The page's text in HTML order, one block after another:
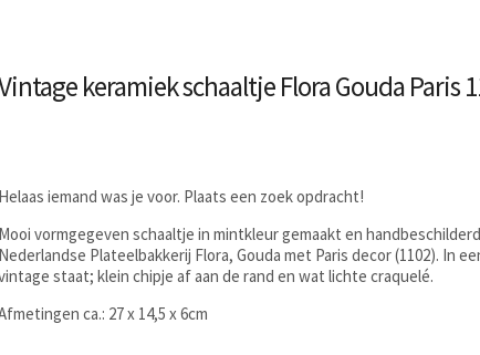
keramiek schaaltje Flora Gouda Paris
Helaas iemand was je voor. Plaats een zoek opdracht!
Mooi vormgegeven schaaltje in mintkleur gemaakt en
Nederlandse Plateelbakkerij Flora, Gouda met Paris decor (1102). In
staat; klein chipje af aan de rand en wat lichte craquelé.
ca.: 27 x 14,5 x 6cm